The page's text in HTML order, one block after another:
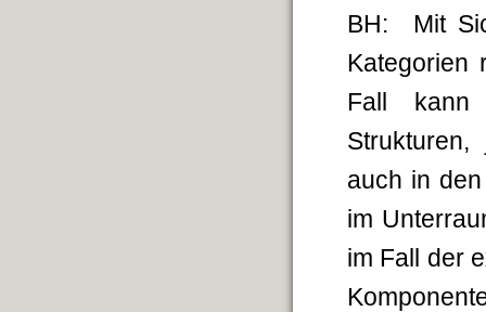
BH: Mit
Kategorien
Fall kann
auch in
im
im Fall der